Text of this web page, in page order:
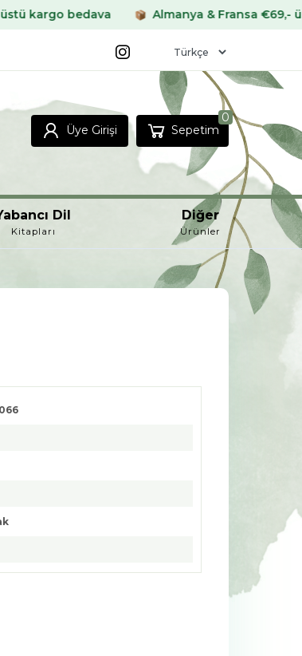
Almanya & Fransa €69,- üstü kargo
Üye Girişi Sepetim
0
Dil
Kitapları
Diğer
Ürünler